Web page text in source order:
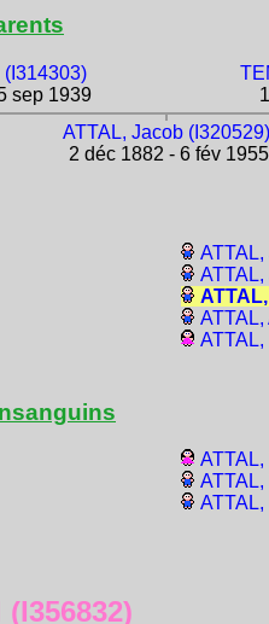
(I314303)
sep 1939
ATTAL, Jacob (I320529)
2 déc 1882 - 6 fév 1955